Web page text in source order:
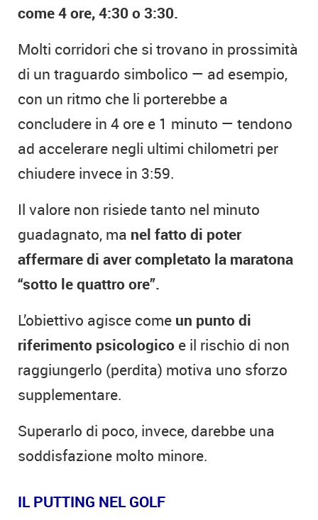
come 4 ore, 4:30 o 3:30.
Molti corridori che si trovano in prossimità
di un traguardo simbolico — ad esempio,
con un ritmo che li porterebbe a
concludere in 4 ore e 1 minuto — tendono
ad accelerare negli ultimi chilometri per
chiudere invece in 3:59.
Il valore non risiede tanto nel minuto
guadagnato, ma nel fatto di poter
affermare di aver completato la maratona
“sotto le quattro ore”.
L’obiettivo agisce come un punto di
riferimento psicologico e il rischio di non
raggiungerlo (perdita) motiva uno sforzo
supplementare.
Superarlo di poco, invece, darebbe una
soddisfazione molto minore.
IL PUTTING NEL GOLF